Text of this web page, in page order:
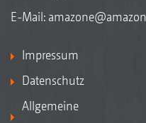
E-Mail:
Impressum
Datenschutz
Allgemeine